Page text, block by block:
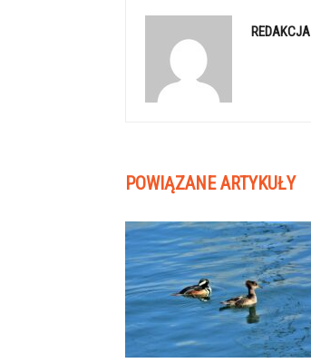
REDAKCJA
POWIĄZANE ARTYKUŁY